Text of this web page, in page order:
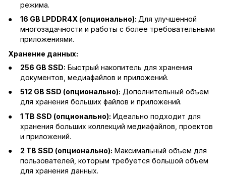
режима.
16 GB LPDDR4X (опционально): Для улучшенной
многозадачности и работы с более требовательными
приложениями.
Хранение данных:
256 GB SSD: Быстрый накопитель для хранения
документов, медиафайлов и приложений.
512 GB SSD (опционально): Дополнительный объем
для хранения больших файлов и приложений.
1 TB SSD (опционально): Идеально подходит для
хранения больших коллекций медиафайлов, проектов
и приложений.
2 TB SSD (опционально): Максимальный объем для
пользователей, которым требуется большой объем
для хранения данных.